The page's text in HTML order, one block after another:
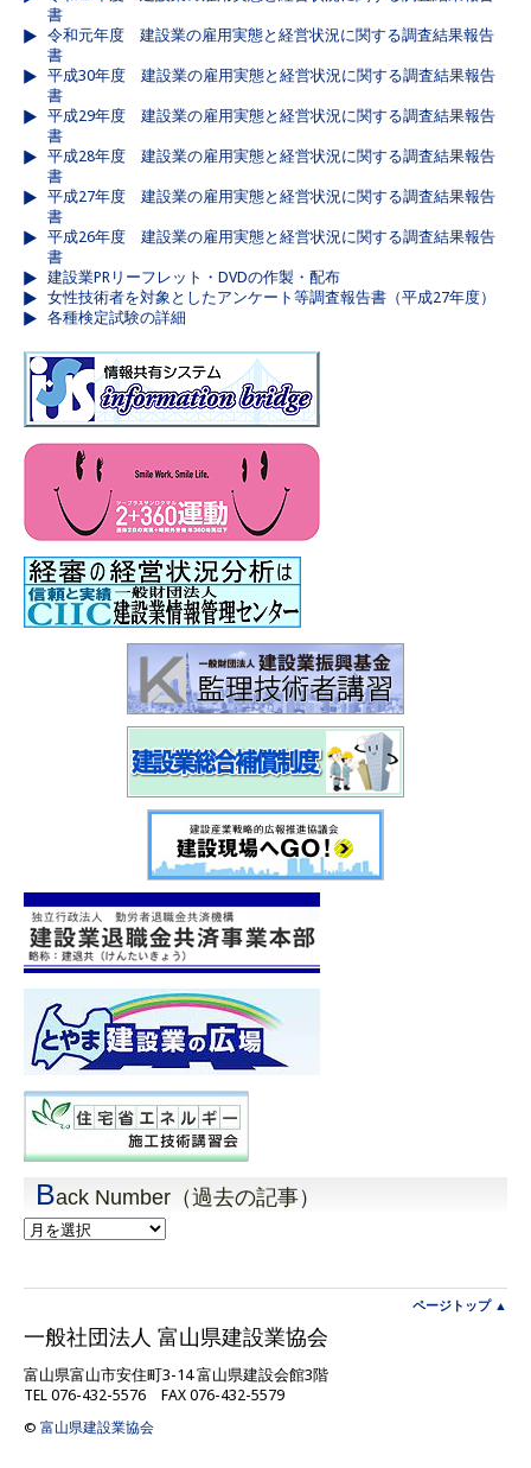
書
令和元年度 建設業の雇用実態と経営状況に関する調査結果報告
書
平成30年度 建設業の雇用実態と経営状況に関する調査結果報告
書
平成29年度 建設業の雇用実態と経営状況に関する調査結果報告
書
平成28年度 建設業の雇用実態と経営状況に関する調査結果報告
書
平成27年度 建設業の雇用実態と経営状況に関する調査結果報告
書
平成26年度 建設業の雇用実態と経営状況に関する調査結果報告
書
建設業PRリーフレット・DVDの作製・配布
女性技術者を対象としたアンケート等調査報告書（平成27年度）
各種検定試験の詳細
Back Number（過去の記事）
Back
Number（過
事）
ページトップ ▲
一般社団法人 富山県建設業協会
富山県富山市安住町3-14 富山県建設会館3階
TEL 076-432-5576 FAX 076-432-5579
© 富山県建設業協会